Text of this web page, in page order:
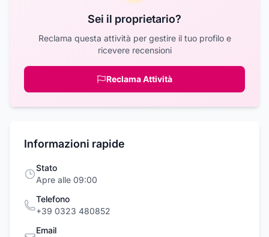
Sei il proprietario?
Reclama questa attività per gestire il tuo profilo e
ricevere recensioni
Reclama Attività
Informazioni rapide
Stato
Apre alle 09:00
Telefono
+39 0323 480852
Email